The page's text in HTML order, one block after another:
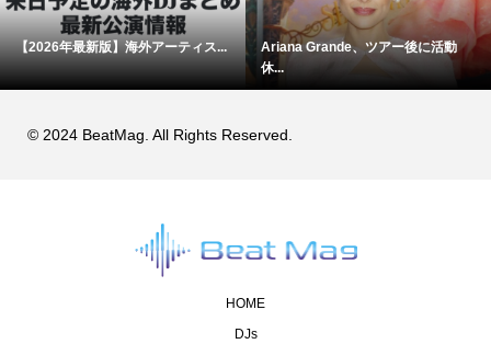
【2026年最新版】海外アーティス...
Ariana Grande、ツアー後に活動
休...
© 2024 BeatMag. All Rights Reserved.
HOME
DJs